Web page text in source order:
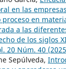
en las
en
a las
de los siglos
20 Núm. 40
Sepúlveda,